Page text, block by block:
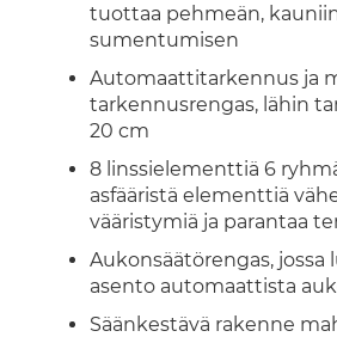
tuottaa pehmeän,
sumentumisen
Automaattitarkennus ja
tarkennusrengas, lähin
20 cm
8 linssielementtiä 6
asfääristä elementtiä
vääristymiä ja parantaa
Aukonsäätörengas, jossa
asento automaattista
Säänkestävä rakenne